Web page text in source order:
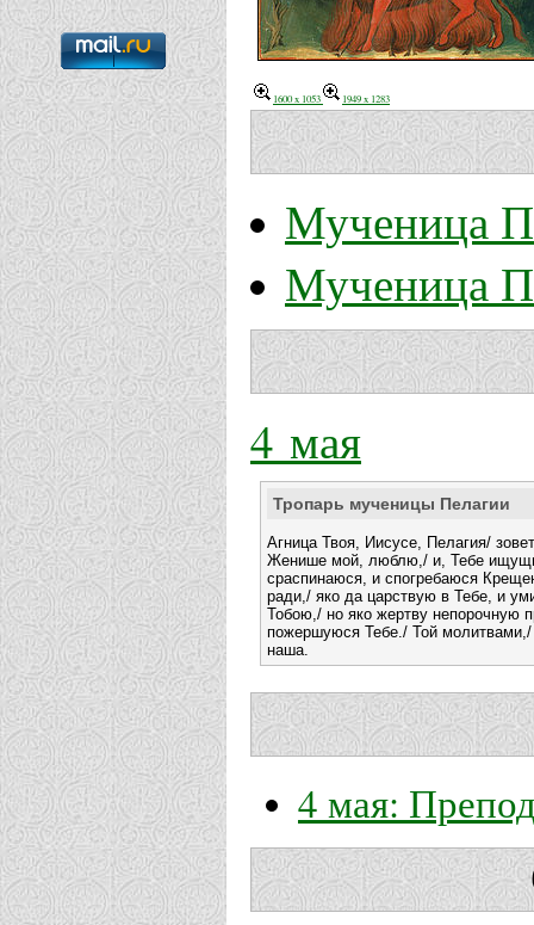
1600 x 1053 1949 x 1283
Мученица
Мученица
4 мая
Тропарь мученицы Пелагии
Агница Твоя, Иисусе, Пелагия/
Женише мой, люблю,/ и, Тебе
сраспинаюся, и спогребаюся
ради,/ яко да царствую в Тебе, и
Тобою,/ но яко жертву непорочную
пожершуюся Тебе./ Той
наша.
4 мая: